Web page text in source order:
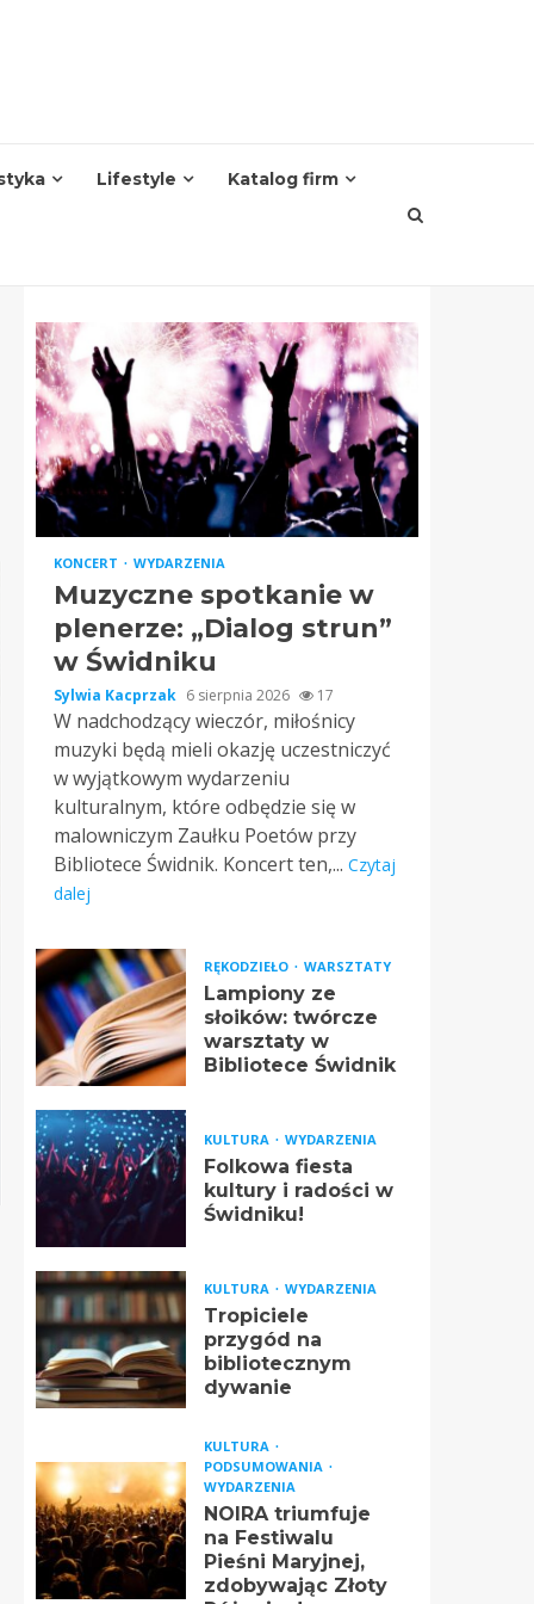
Lifestyle Katalog firm
KONCERT WYDARZENIA
Muzyczne spotkanie w
plenerze: „Dialog strun”
w Świdniku
Sylwia Kacprzak 6 sierpnia 2026 17
W nadchodzący wieczór, miłośnicy
muzyki będą mieli okazję uczestniczyć
w wyjątkowym wydarzeniu
kulturalnym, które odbędzie się w
malowniczym Zaułku Poetów przy
Bibliotece Świdnik. Koncert ten,... Czytaj
dalej
RĘKODZIEŁO WARSZTATY
Lampiony ze
słoików: twórcze
warsztaty w
Bibliotece Świdnik
KULTURA WYDARZENIA
Folkowa fiesta
kultury i radości w
Świdniku!
KULTURA WYDARZENIA
Tropiciele
przygód na
bibliotecznym
dywanie
KULTURA
PODSUMOWANIA
WYDARZENIA
NOIRA triumfuje
na Festiwalu
Pieśni Maryjnej,
zdobywając Złoty